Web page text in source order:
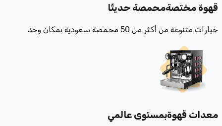
قهوة مختصةمحمصة حديثًا
خيارات متنوعة من أكثر من 50 محمصة سعودية بمكان وحد
معدات قهوةبمستوى عالمي